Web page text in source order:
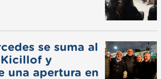
se suma al
y
una apertura en